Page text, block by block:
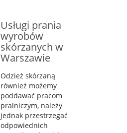
Usługi prania
wyrobów
skórzanych w
Warszawie
Odzież skórzaną
również możemy
poddawać pracom
pralniczym, należy
jednak przestrzegać
odpowiednich